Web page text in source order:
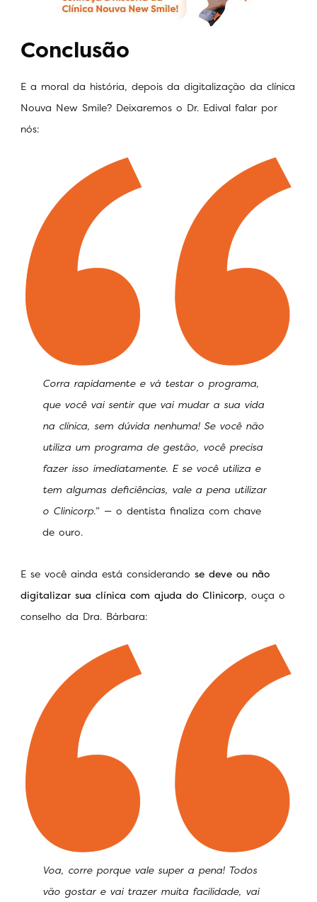
Conclusão
E a moral da história, depois da digitalização da clínica
Nouva New Smile? Deixaremos o Dr. Edival falar por
nós:
Corra rapidamente e vá testar o programa,
que você vai sentir que vai mudar a sua vida
na clínica, sem dúvida nenhuma! Se você não
utiliza um programa de gestão, você precisa
fazer isso imediatamente. E se você utiliza e
tem algumas deficiências, vale a pena utilizar
o Clinicorp.” — o dentista finaliza com chave
de ouro.
E se você ainda está considerando se deve ou não
digitalizar sua clínica com ajuda do Clinicorp, ouça o
conselho da Dra. Bárbara:
Voa, corre porque vale super a pena! Todos
vão gostar e vai trazer muita facilidade, vai